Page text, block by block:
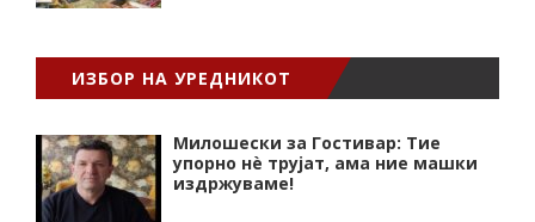
ИЗБОР НА УРЕДНИКОТ
Милошески за Гостивар: Тие
упорно нѐ трујат, ама ние машки
издржуваме!